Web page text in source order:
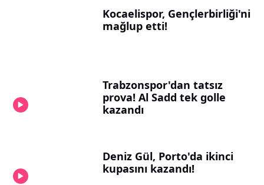
Kocaelispor, Gençlerbirliği'ni
mağlup etti!
Trabzonspor'dan tatsız
prova! Al Sadd tek golle
kazandı
Deniz Gül, Porto'da ikinci
kupasını kazandı!